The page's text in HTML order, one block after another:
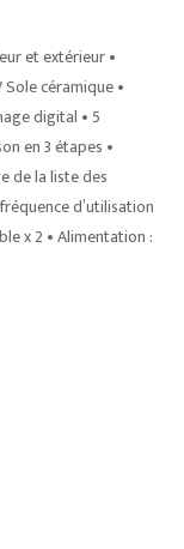
et extérieur •
céramique •
digital • 5
en 3 étapes •
de la liste des
d’utilisation
x 2 • Alimentation :